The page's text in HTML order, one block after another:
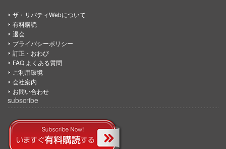
ザ・リバティWebについて
有料購読
退会
プライバシーポリシー
訂正・おわび
FAQ よくある質問
ご利用環境
会社案内
お問い合わせ
subscribe